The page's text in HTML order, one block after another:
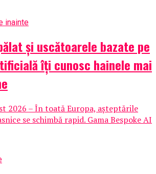
inainte
și uscătoarele bazate pe
îți cunosc hainele mai
2026 – În toată Europa, așteptările
se schimbă rapid. Gama Bespoke AI